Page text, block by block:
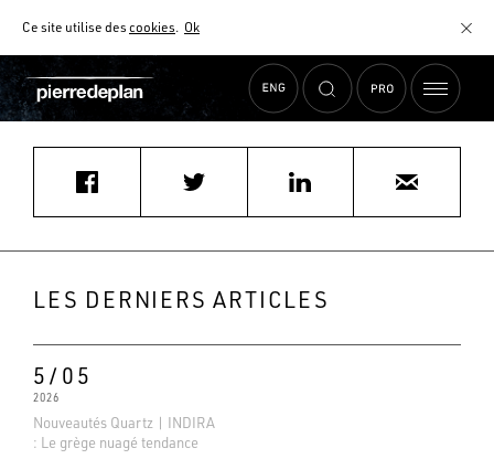
Ce site utilise descookies. Ok
AIDE AU CHOIX
Accueil Actualités bygracedrugscreens@gmail.com
LES DERNIERS ARTICLES
5/05
2026
Nouveautés Quartz | INDIRA
: Le grège nuagé tendance